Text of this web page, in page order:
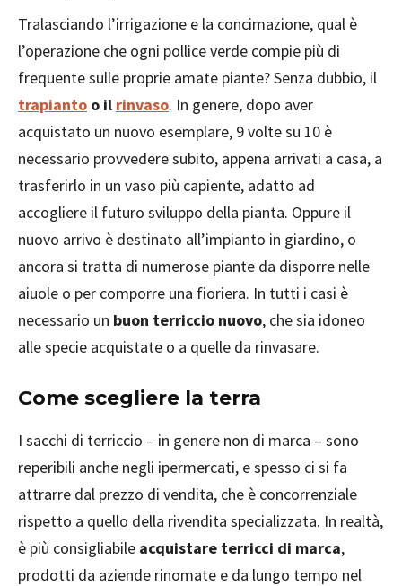
Tralasciando l’irrigazione e la concimazione, qual è
l’operazione che ogni pollice verde compie più di
frequente sulle proprie amate piante? Senza dubbio, il
trapianto o il rinvaso. In genere, dopo aver
acquistato un nuovo esemplare, 9 volte su 10 è
necessario provvedere subito, appena arrivati a casa, a
trasferirlo in un vaso più capiente, adatto ad
accogliere il futuro sviluppo della pianta. Oppure il
nuovo arrivo è destinato all’impianto in giardino, o
ancora si tratta di numerose piante da disporre nelle
aiuole o per comporre una fioriera. In tutti i casi è
necessario un buon terriccio nuovo, che sia idoneo
alle specie acquistate o a quelle da rinvasare.
Come scegliere la terra
I sacchi di terriccio – in genere non di marca – sono
reperibili anche negli ipermercati, e spesso ci si fa
attrarre dal prezzo di vendita, che è concorrenziale
rispetto a quello della rivendita specializzata. In realtà,
è più consigliabile acquistare terricci di marca,
prodotti da aziende rinomate e da lungo tempo nel